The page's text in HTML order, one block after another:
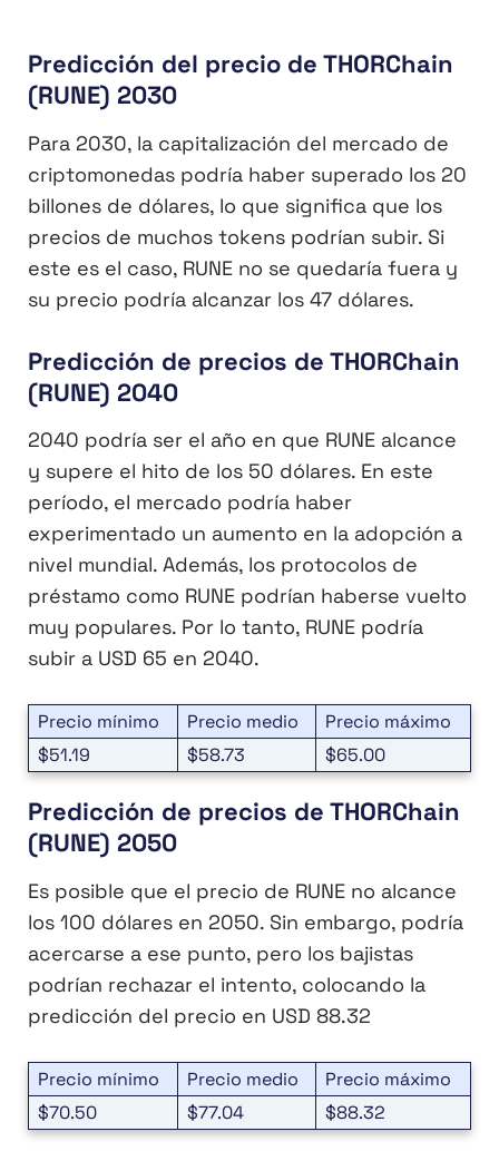
Predicción del precio de THORChain
(RUNE) 2030
Para 2030, la capitalización del mercado de
criptomonedas podría haber superado los 20
billones de dólares, lo que significa que los
precios de muchos tokens podrían subir. Si
este es el caso, RUNE no se quedaría fuera y
su precio podría alcanzar los 47 dólares.
Predicción de precios de THORChain
(RUNE) 2040
2040 podría ser el año en que RUNE alcance
y supere el hito de los 50 dólares. En este
período, el mercado podría haber
experimentado un aumento en la adopción a
nivel mundial. Además, los protocolos de
préstamo como RUNE podrían haberse vuelto
muy populares. Por lo tanto, RUNE podría
subir a USD 65 en 2040.
Precio mínimo Precio medio
Precio máximo
$51.19
$58.73 $65.00
Predicción de precios de THORChain
(RUNE) 2050
Es posible que el precio de RUNE no alcance
los 100 dólares en 2050. Sin embargo, podría
acercarse a ese punto, pero los bajistas
podrían rechazar el intento, colocando la
predicción del precio en USD 88.32
Precio mínimo Precio medio
Precio máximo
$70.50
$77.04 $88.32